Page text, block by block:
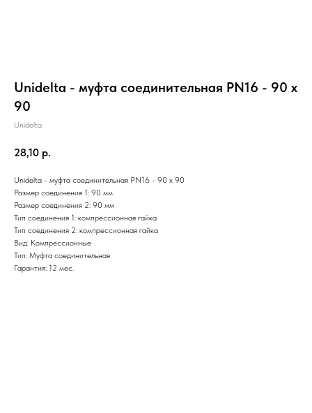
Unidelta - муфта соединительная PN16 - 90 х
90
Unidelta
28,10 р.
Unidelta - муфта соединительная PN16 - 90 х 90
Размер соединения 1: 90 мм
Размер соединения 2: 90 мм
Тип соединения 1: компрессионная гайка
Тип соединения 2: компрессионная гайка
Вид: Компрессионные
Тип: Муфта соединительная
Гарантия: 12 мес.